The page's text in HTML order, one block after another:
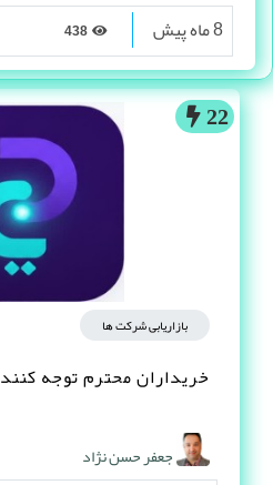
22
بازاریابی شرکت ها
خریداران محترم توجه کنند
جعفر حسن نژاد
8 ماه پیش